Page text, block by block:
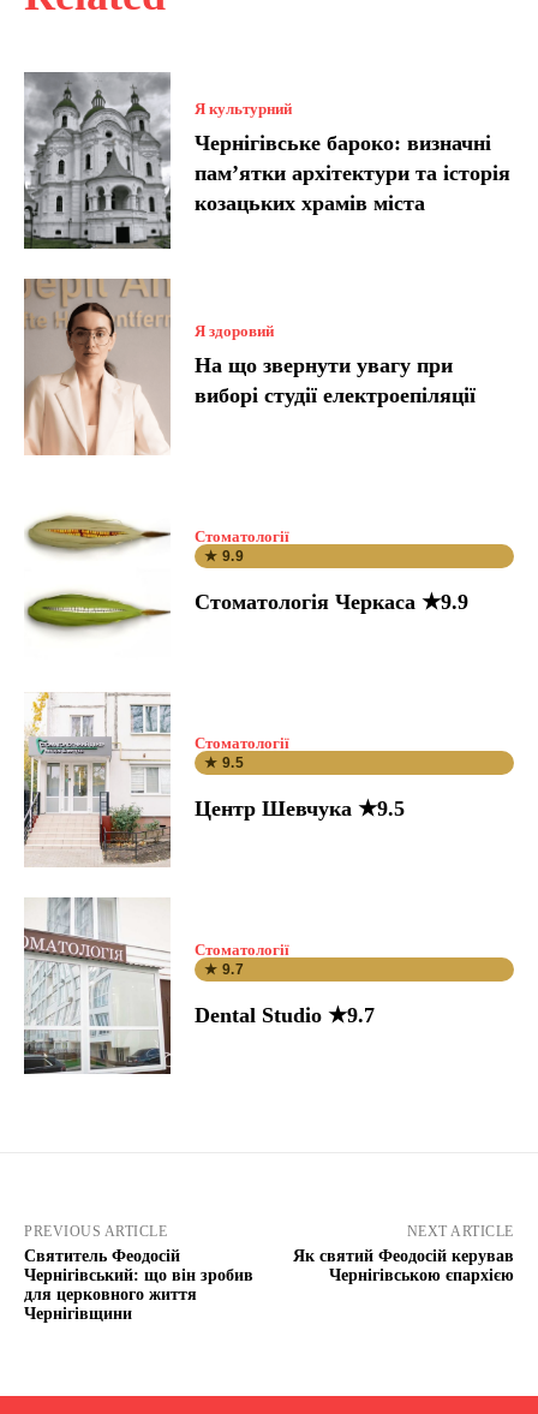
Я культурний
Чернігівське бароко: визначні
пам’ятки архітектури та історія
козацьких храмів міста
Я здоровий
На що звернути увагу при
виборі студії електроепіляції
Стоматології
★ 9.9
Стоматологія Черкаса ★9.9
Стоматології
★ 9.5
Центр Шевчука ★9.5
Стоматології
★ 9.7
Dental Studio ★9.7
PREVIOUS ARTICLE
Святитель Феодосій
Чернігівський: що він зробив
для церковного життя
Чернігівщини
NEXT ARTICLE
Як святий Феодосій керував
Чернігівською єпархією